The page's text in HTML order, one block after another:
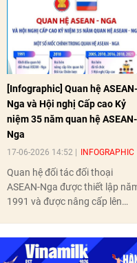
[Infographic] Quan hệ ASEAN-
Nga và Hội nghị Cấp cao Kỷ
niệm 35 năm quan hệ ASEAN-
Nga
17-06-2026 14:52 INFOGRAPHIC
Quan hệ đối tác đối thoại
ASEAN-Nga được thiết lập
1991 và được nâng cấp lên
nghị Cấp cao vào các năm
2010, 2016, 2018, 2021.